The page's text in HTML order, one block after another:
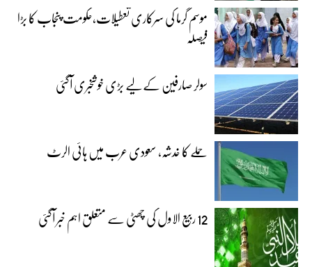
موسم گرما کی سرکاری تعطیلات،حکومت پنجاب کا بڑا
فیصلہ
سولر صارفین کے لیے بڑی خوشخبری آگئی
حملے کا خدشہ، سعودی عرب میں ہائی الرٹ
12 ربیع الاول کی چھٹی سے متعلق اہم خبر آگئی